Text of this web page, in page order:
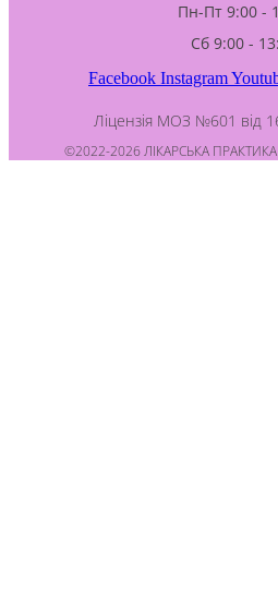
Пн-Пт 9:00 -
Сб 9:00 -
Facebook Instagram
Ліцензія МОЗ №601 від
©2022-2026 ЛІКАРСЬКА